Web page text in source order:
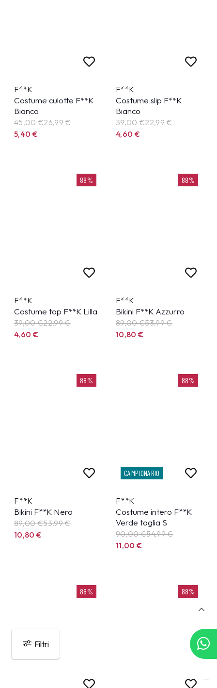
Filtri
F**K
Costume culotte F**K
Bianco
45,00 €26,99€
5,40 €
F**K
Costume slip F**K
Bianco
39,00 €22,99€
4,60 €
88%
F**K
Costume top F**K Lilla
39,00 €22,99€
4,60 €
88%
F**K
Bikini F**K Azzurro
89,00 €53,99€
10,80€
88%
F**K
Bikini F**K Nero
89,00 €53,99€
10,80€
88%
CAMPIONARIO
F**K
Costume intero F**K
Verde taglia S
90,00 €54,99€
11,00€
88% 88%